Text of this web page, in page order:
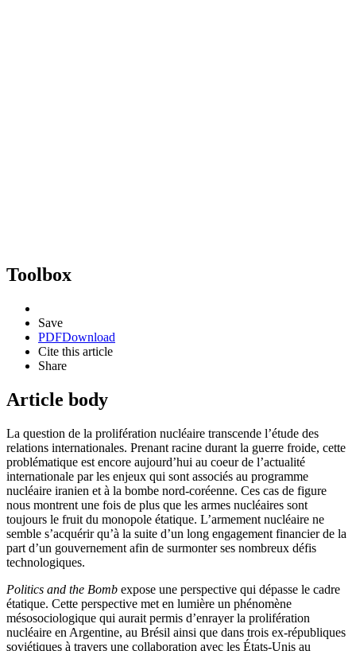
Toolbox
Save
PDFDownload
Cite this article
Share
Article body
La question de la prolifération nucléaire transcende l’étude des
relations internationales. Prenant racine durant la guerre froide, cette
problématique est encore aujourd’hui au coeur de l’actualité
internationale par les enjeux qui sont associés au programme
nucléaire iranien et à la bombe nord-coréenne. Ces cas de figure
nous montrent une fois de plus que les armes nucléaires sont
toujours le fruit du monopole étatique. L’armement nucléaire ne
semble s’acquérir qu’à la suite d’un long engagement financier de la
part d’un gouvernement afin de surmonter ses nombreux défis
technologiques.
Politics and the Bomb expose une perspective qui dépasse le cadre
étatique. Cette perspective met en lumière un phénomène
mésosociologique qui aurait permis d’enrayer la prolifération
nucléaire en Argentine, au Brésil ainsi que dans trois ex-républiques
soviétiques à travers une collaboration avec les États-Unis au